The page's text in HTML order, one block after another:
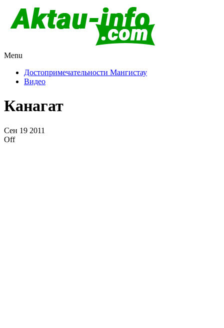
Казахстан
Menu
Достопримечательности Мангистау
Видео
Канагат
Сен 19 2011
Off